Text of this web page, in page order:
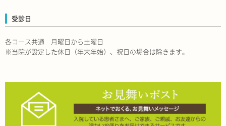
受診日
各コース共通 月曜日から土曜日
※当院が設定した休日（年末年始）、祝日の場合は除きます。